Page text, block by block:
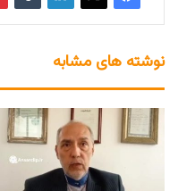
نوشته های مشابه